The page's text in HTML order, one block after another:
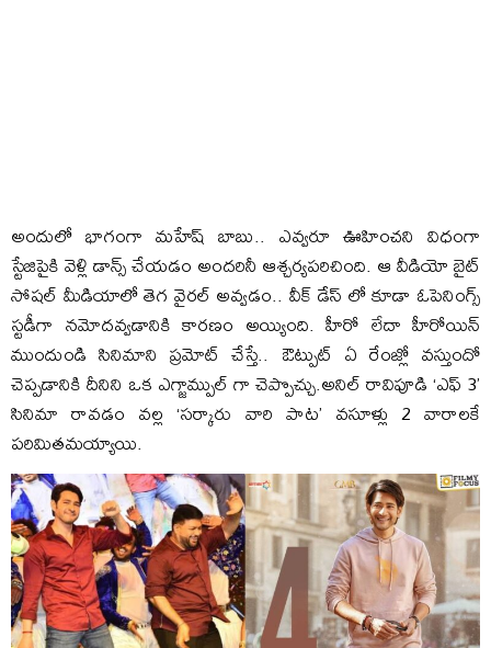
అందులో భాగంగా మహేష్ బాబు.. ఎవ్వరూ ఊహించని విధంగా
స్టేజిపైకి వెళ్లి డాన్స్ చేయడం అందరినీ ఆశ్చర్యపరిచింది. ఆ వీడియో బైట్
సోషల్ మీడియాలో తెగ వైరల్ అవ్వడం.. వీక్ డేస్ లో కూడా ఓపెనింగ్స్
స్టడీగా నమోదవ్వడానికి కారణం అయ్యింది. హీరో లేదా హీరోయిన్
ముందుండి సినిమాని ప్రమోట్ చేస్తే.. ఔట్పుట్ ఏ రేంజ్లో వస్తుందో
చెప్పడానికి దీనిని ఒక ఎగ్జామ్పుల్ గా చెప్పొచ్చు.అనిల్ రావిపూడి ‘ఎఫ్ 3’
సినిమా రావడం వల్ల ‘సర్కారు వారి పాట’ వసూళ్లు 2 వారాలకే
పరిమితమయ్యాయి.